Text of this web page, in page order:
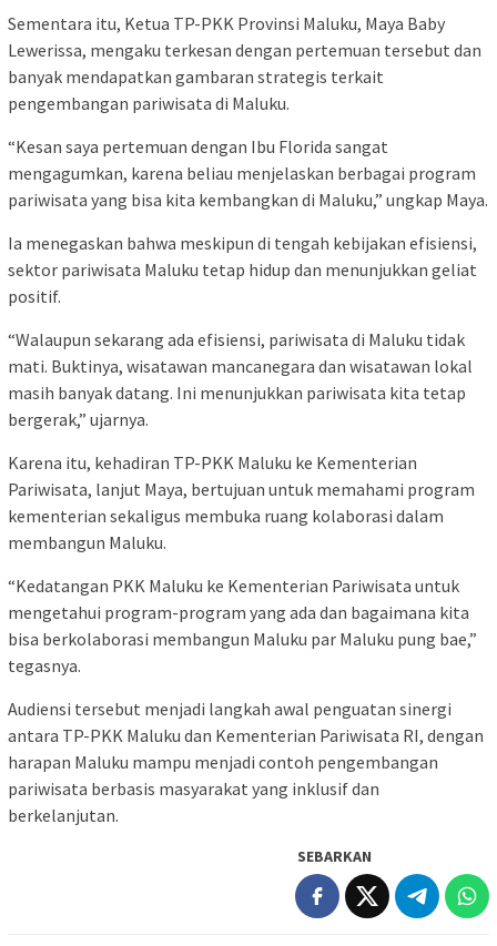
Sementara itu, Ketua TP-PKK Provinsi Maluku, Maya Baby
Lewerissa, mengaku terkesan dengan pertemuan tersebut dan
banyak mendapatkan gambaran strategis terkait
pengembangan pariwisata di Maluku.
“Kesan saya pertemuan dengan Ibu Florida sangat
mengagumkan, karena beliau menjelaskan berbagai program
pariwisata yang bisa kita kembangkan di Maluku,” ungkap Maya.
Ia menegaskan bahwa meskipun di tengah kebijakan efisiensi,
sektor pariwisata Maluku tetap hidup dan menunjukkan geliat
positif.
“Walaupun sekarang ada efisiensi, pariwisata di Maluku tidak
mati. Buktinya, wisatawan mancanegara dan wisatawan lokal
masih banyak datang. Ini menunjukkan pariwisata kita tetap
bergerak,” ujarnya.
Karena itu, kehadiran TP-PKK Maluku ke Kementerian
Pariwisata, lanjut Maya, bertujuan untuk memahami program
kementerian sekaligus membuka ruang kolaborasi dalam
membangun Maluku.
“Kedatangan PKK Maluku ke Kementerian Pariwisata untuk
mengetahui program-program yang ada dan bagaimana kita
bisa berkolaborasi membangun Maluku par Maluku pung bae,”
tegasnya.
Audiensi tersebut menjadi langkah awal penguatan sinergi
antara TP-PKK Maluku dan Kementerian Pariwisata RI, dengan
harapan Maluku mampu menjadi contoh pengembangan
pariwisata berbasis masyarakat yang inklusif dan
berkelanjutan.
SEBARKAN